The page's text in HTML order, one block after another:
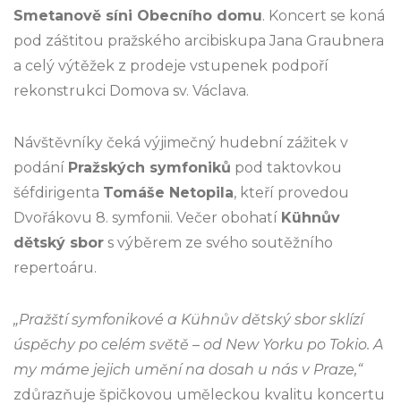
Smetanově síni Obecního domu. Koncert se koná
pod záštitou pražského arcibiskupa Jana Graubnera
a celý výtěžek z prodeje vstupenek podpoří
rekonstrukci Domova sv. Václava.
Návštěvníky čeká výjimečný hudební zážitek v
podání Pražských symfoniků pod taktovkou
šéfdirigenta Tomáše Netopila, kteří provedou
Dvořákovu 8. symfonii. Večer obohatí Kühnův
dětský sbor s výběrem ze svého soutěžního
repertoáru.
„Pražští symfonikové a Kühnův dětský sbor sklízí
úspěchy po celém světě – od New Yorku po Tokio. A
my máme jejich umění na dosah u nás v Praze,“
zdůrazňuje špičkovou uměleckou kvalitu koncertu